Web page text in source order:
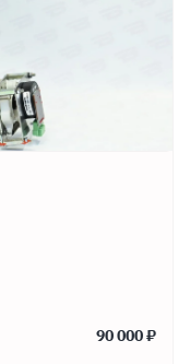
90 000 ₽